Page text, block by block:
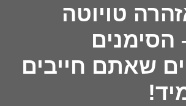
טויוטה
הסימנים
שאתם חייבים